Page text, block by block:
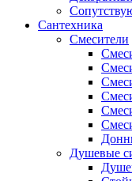
Сантехника
Смесители
Душевые